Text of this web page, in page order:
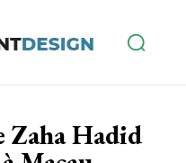
Hadid